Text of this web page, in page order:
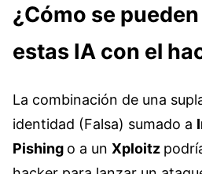
¿Cómo se
estas IA con el
La combinación de una
identidad (Falsa) sumado a
Pishing o a un Xploitz